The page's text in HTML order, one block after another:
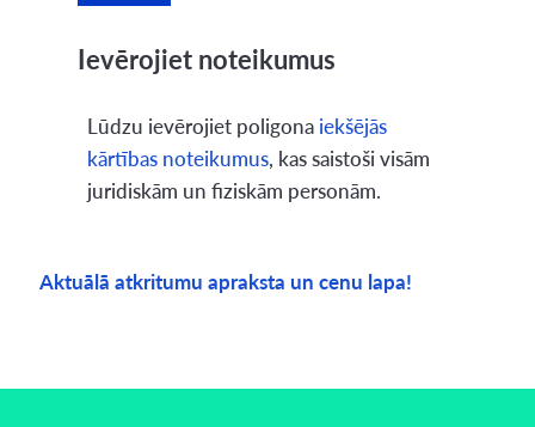
Ievērojiet noteikumus
Lūdzu ievērojiet poligona iekšējās
kārtības noteikumus, kas saistoši visām
juridiskām un fiziskām personām.
Aktuālā atkritumu apraksta un cenu lapa!